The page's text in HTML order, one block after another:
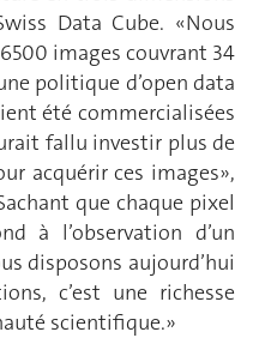
Data Cube. «Nous
images couvrant 34
politique d’open data
été commercialisées
fallu investir plus de
acquérir ces images»,
que chaque pixel
à l’observation d’un
disposons aujourd’hui
c’est une richesse
scientifique.»